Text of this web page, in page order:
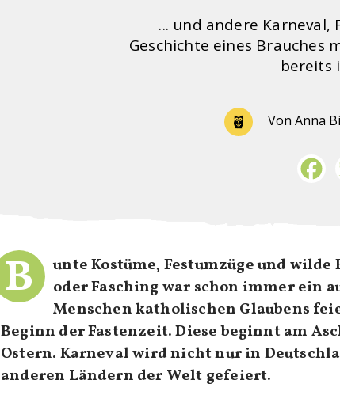
... und andere
Geschichte eines Brauches
bereits
Von Anna
B
unte Kostüme, Festumzüge und
oder Fasching war schon immer ein
Menschen katholischen Glaubens
Beginn der Fastenzeit. Diese beginnt am
Ostern. Karneval wird nicht nur in
anderen Ländern der Welt gefeiert.